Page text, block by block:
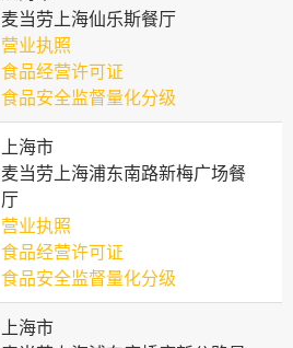
麦当劳上海仙乐斯餐厅
营业执照
食品经营许可证
食品安全监督量化分级
上海市
麦当劳上海浦东南路新梅广场餐
厅
营业执照
食品经营许可证
食品安全监督量化分级
上海市